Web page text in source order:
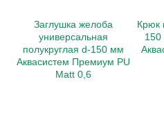
Заглушка желоба
универсальная
полукруглая d-150 мм
Аквасистем Премиум PU
Matt 0,6
Крюк
150